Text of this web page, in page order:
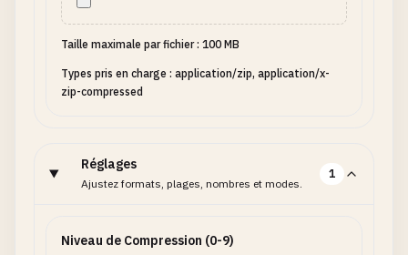
Taille maximale par fichier : 100 MB
Types pris en charge : application/zip, application/x-
zip-compressed
Réglages
Ajustez formats, plages, nombres et modes.
1
Niveau de Compression (0-9)